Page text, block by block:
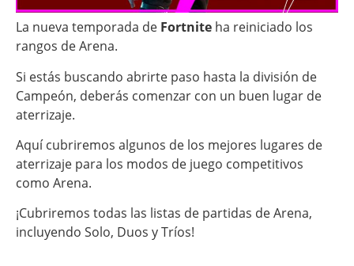
La nueva temporada de Fortnite ha reiniciado los
rangos de Arena.
Si estás buscando abrirte paso hasta la división de
Campeón, deberás comenzar con un buen lugar de
aterrizaje.
Aquí cubriremos algunos de los mejores lugares de
aterrizaje para los modos de juego competitivos
como Arena.
¡Cubriremos todas las listas de partidas de Arena,
incluyendo Solo, Duos y Tríos!